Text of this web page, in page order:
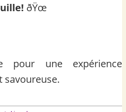
ðŸœ
pour une expérience
savoureuse.